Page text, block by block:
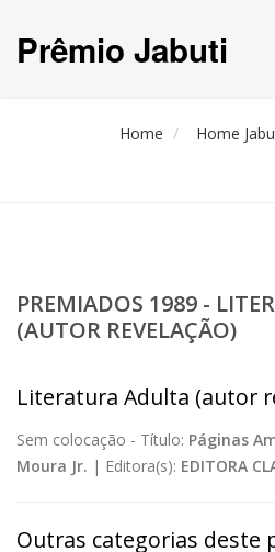
Prêmio Jabuti
Home Home
PREMIADOS 1989 -
(AUTOR REVELAÇÃO)
Literatura Adulta (autor
Sem colocação - Título: Páginas
Moura Jr. | Editora(s): EDITORA
Outras categorias deste